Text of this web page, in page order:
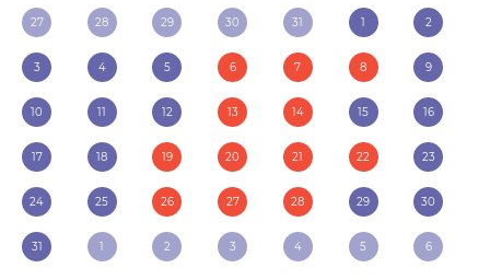
27 28 29 30 31 1 2
3 4 5 6 7 8 9
10 11 12 13 14 15 16
17 18 19 20 21 22 23
24 25 26 27 28 29 30
31 1 2 3 4 5 6